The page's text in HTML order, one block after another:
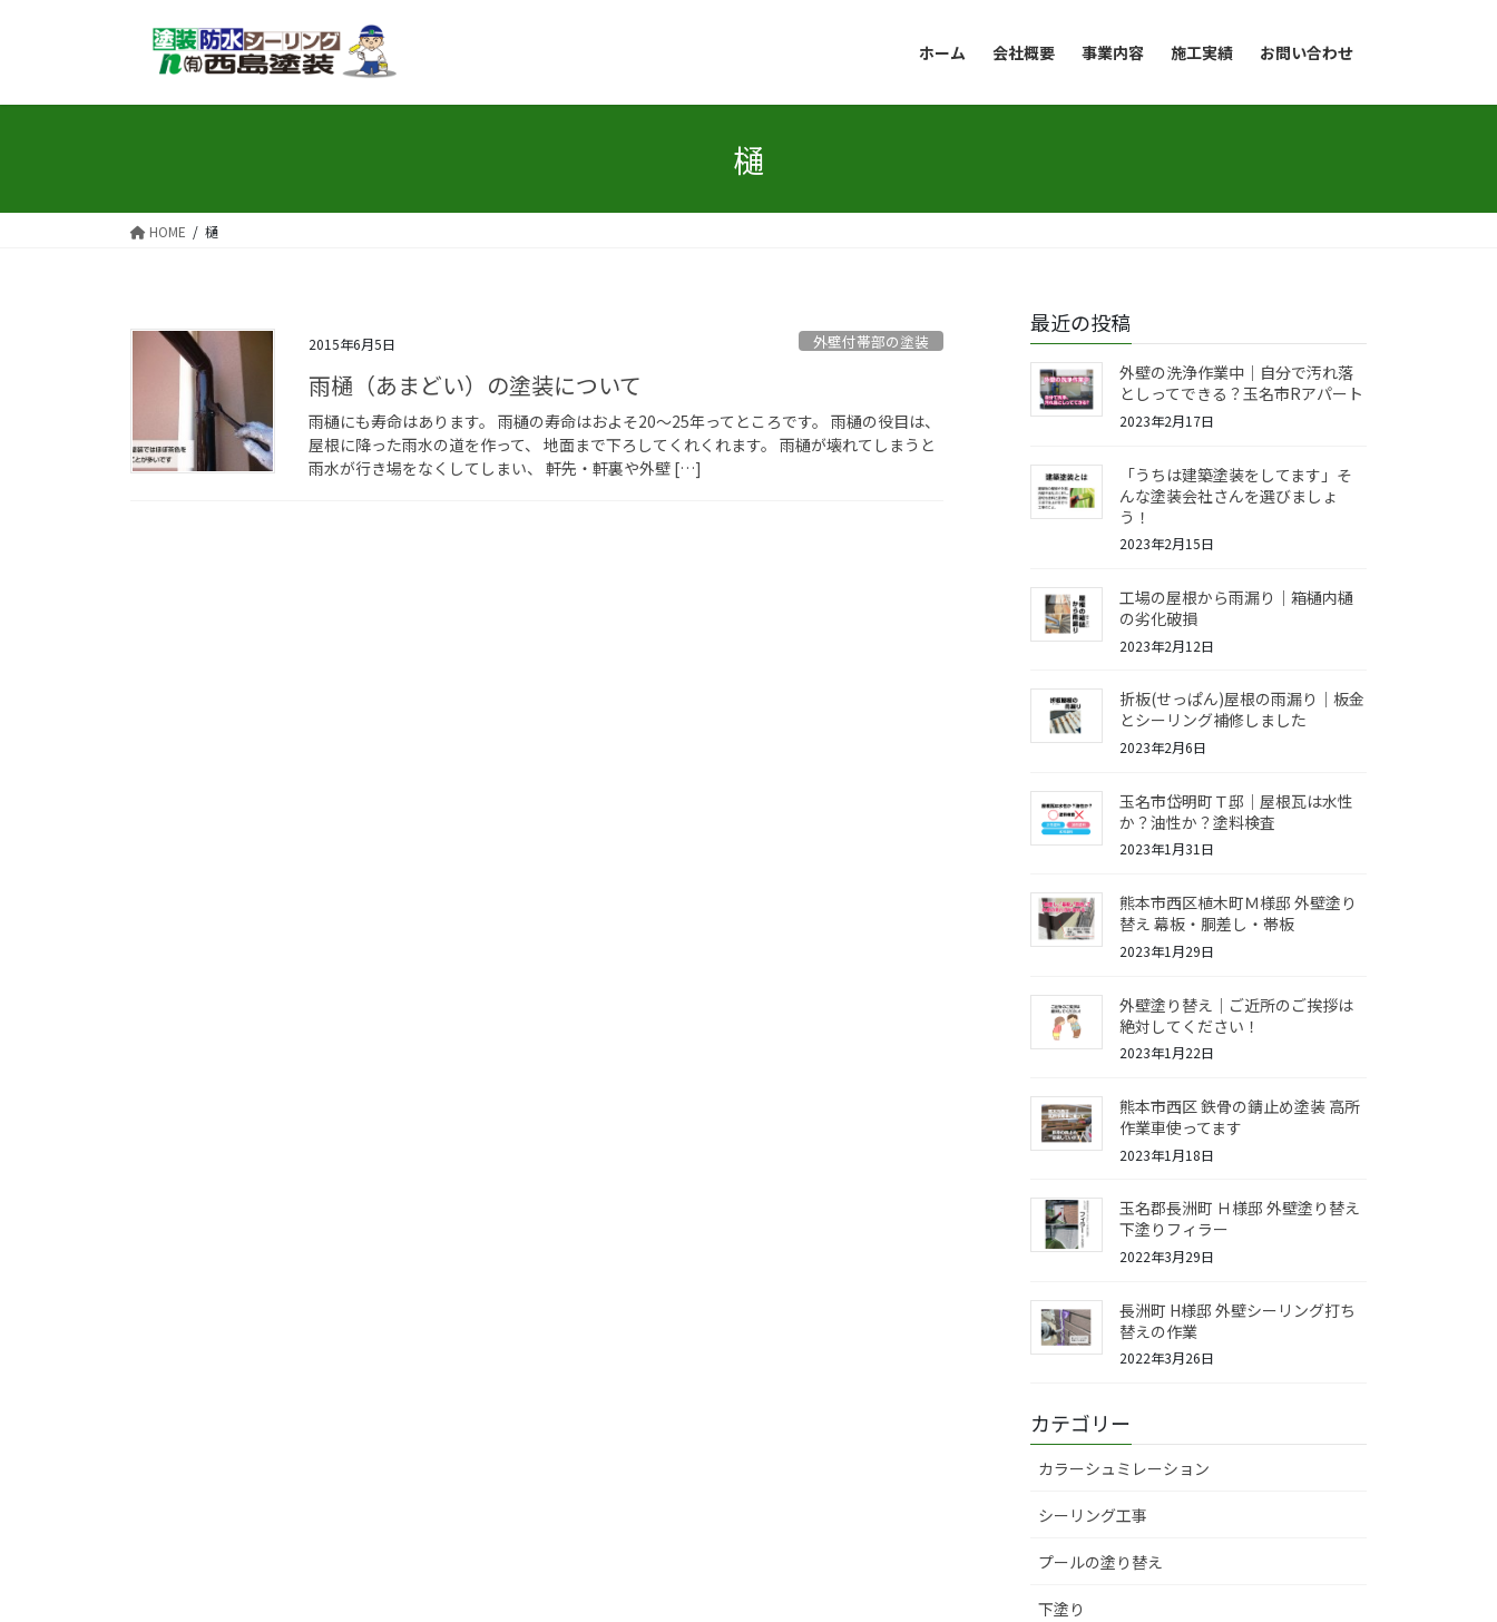
ホーム 会社概要 事業内容 施工実績 お問い合わせ
樋
HOME 樋
2015年6月5日 外壁付帯部の塗装
雨樋（あまどい）の塗装について
雨樋にも寿命はあります。 雨樋の寿命はおよそ20～25年ってところです。 雨樋の役目は、
屋根に降った雨水の道を作って、 地面まで下ろしてくれくれます。 雨樋が壊れてしまうと
雨水が行き場をなくしてしまい、 軒先・軒裏や外壁 […]
最近の投稿
外壁の洗浄作業中｜自分で汚れ落
としってできる？玉名市Rアパート
2023年2月17日
「うちは建築塗装をしてます」そ
んな塗装会社さんを選びましょ
う！
2023年2月15日
工場の屋根から雨漏り｜箱樋内樋
の劣化破損
2023年2月12日
折板(せっぱん)屋根の雨漏り｜板金
とシーリング補修しました
2023年2月6日
玉名市岱明町Ｔ邸｜屋根瓦は水性
か？油性か？塗料検査
2023年1月31日
熊本市西区植木町Ｍ様邸 外壁塗り
替え 幕板・胴差し・帯板
2023年1月29日
外壁塗り替え｜ご近所のご挨拶は
絶対してください！
2023年1月22日
熊本市西区 鉄骨の錆止め塗装 高所
作業車使ってます
2023年1月18日
玉名郡長洲町 Ｈ様邸 外壁塗り替え
下塗りフィラー
2022年3月29日
長洲町 H様邸 外壁シーリング打ち
替えの作業
2022年3月26日
カテゴリー
カラーシュミレーション
シーリング工事
プールの塗り替え
下塗り